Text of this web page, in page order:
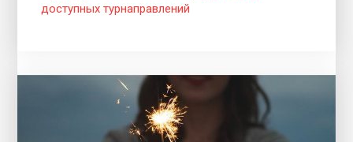
доступных турнаправлений